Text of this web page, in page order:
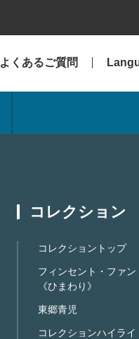
よくあるご質問
コレクション
コレクショントップ
フィンセント・ファン
《ひまわり》
東郷青児
コレクションハイライ